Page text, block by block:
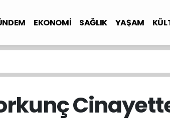
EKONOMİ SAĞLIK YAŞAM